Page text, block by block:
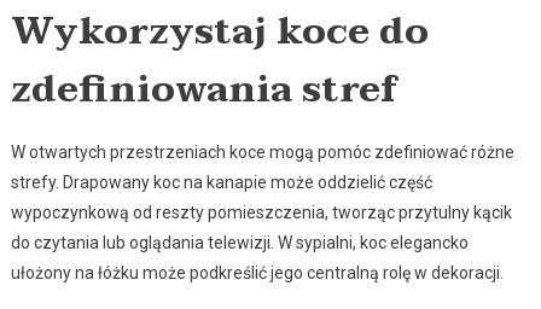
Wykorzystaj koce do
zdefiniowania stref
W otwartych przestrzeniach koce mogą pomóc zdefiniować różne
strefy. Drapowany koc na kanapie może oddzielić część
wypoczynkową od reszty pomieszczenia, tworząc przytulny kącik
do czytania lub oglądania telewizji. W sypialni, koc elegancko
ułożony na łóżku może podkreślić jego centralną rolę w dekoracji.